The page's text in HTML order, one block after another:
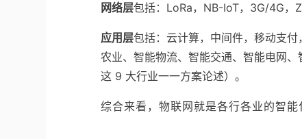
网络层包括：LoRa，NB-IoT，3G/4G，
应用层包括：云计算，中间件，移动支
农业、智能物流、智能交通、智能电网
这 9 大行业一一方案论述）。
综合来看，物联网就是各行各业的智能